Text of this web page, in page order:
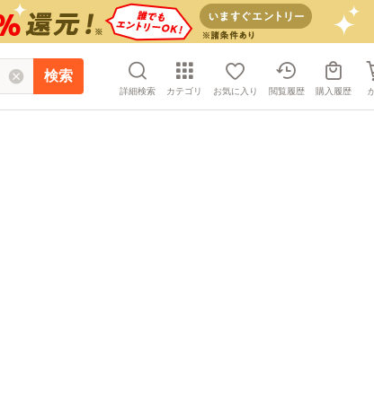
検索
詳細検索 カテゴリ お気に入り 閲覧履歴 購入履歴